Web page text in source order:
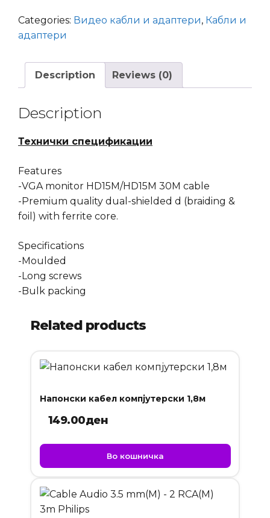
GMB
Dual
2*Ferrite
Core
quantity
Categories: Видео кабли и адаптери, Кабли и
адаптери
Description Reviews (0)
Description
Технички спецификации
Features
-VGA monitor HD15M/HD15M 30M cable
-Premium quality dual-shielded d (braiding &
foil) with ferrite core.
Specifications
-Moulded
-Long screws
-Bulk packing
Related products
Напонски кабел компјутерски 1,8м
149.00ден
Во кошничка